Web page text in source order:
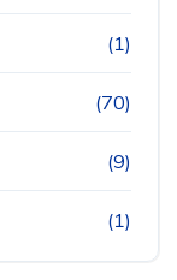
(1)
(70)
(9)
(1)